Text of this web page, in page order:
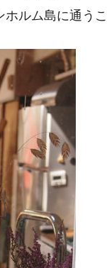
ルム島に通うこ